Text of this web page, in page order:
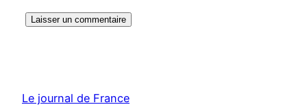
Le journal de France